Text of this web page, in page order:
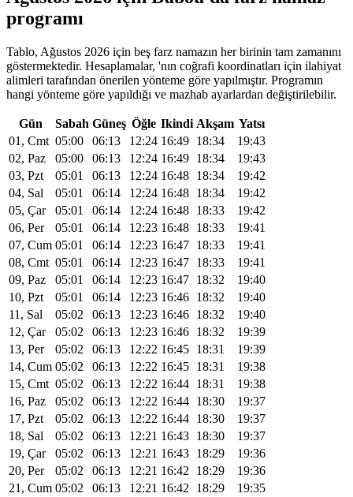
programı
Tablo, Ağustos 2026 için beş farz namazın her birinin tam zamanını
göstermektedir. Hesaplamalar, 'nın coğrafi koordinatları için ilahiyat
alimleri tarafından önerilen yönteme göre yapılmıştır. Programın
hangi yönteme göre yapıldığı ve mazhab ayarlardan değiştirilebilir.
Gün Sabah Güneş Öğle Ikindi Akşam Yatsı
01, Cmt 05:00 06:13 12:24 16:49 18:34
19:43
02, Paz
05:00 06:13 12:24 16:49 18:34
19:43
03, Pzt
05:01 06:13 12:24 16:48 18:34
19:42
04, Sal
05:01 06:14 12:24 16:48 18:34
19:42
05, Çar
05:01 06:14 12:24 16:48 18:33
19:42
06, Per
05:01 06:14 12:23 16:48 18:33
19:41
07, Cum 05:01 06:14 12:23 16:47 18:33
19:41
08, Cmt 05:01 06:14 12:23 16:47 18:33
19:41
09, Paz
05:01 06:14 12:23 16:47 18:32
19:40
10, Pzt
05:01 06:14 12:23 16:46 18:32
19:40
11, Sal
05:02 06:13 12:23 16:46 18:32
19:40
12, Çar
05:02 06:13 12:23 16:46 18:32
19:39
13, Per
05:02 06:13 12:22 16:45 18:31
19:39
14, Cum 05:02 06:13 12:22 16:45 18:31
19:38
15, Cmt 05:02 06:13 12:22 16:44 18:31
19:38
16, Paz
05:02 06:13 12:22 16:44 18:30
19:37
17, Pzt
05:02 06:13 12:22 16:44 18:30
19:37
18, Sal
05:02 06:13 12:21 16:43 18:30
19:37
19, Çar
05:02 06:13 12:21 16:43 18:29
19:36
20, Per
05:02 06:13 12:21 16:42 18:29
19:36
21, Cum 05:02 06:13 12:21 16:42 18:29 19:35